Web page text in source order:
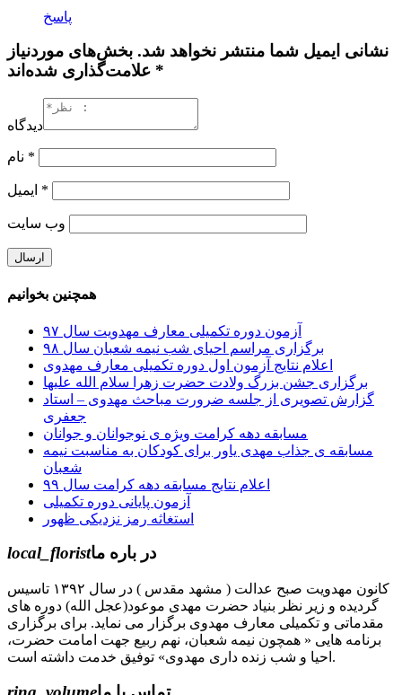
پاسخ
نشانی ایمیل شما منتشر نخواهد شد. بخش‌های موردنیاز
علامت‌گذاری شده‌اند *
دیدگاه
*
*
وب‌ سایت
همچنین بخوانیم
آزمون دوره تکمیلی معارف مهدویت سال ۹۷
برگزاری مراسم احیای شب نیمه شعبان سال ۹۸
اعلام نتایج آزمون اول دوره تکمیلی معارف مهدوی
برگزاری جشن بزرگ ولادت حضرت زهرا سلام الله علیها
گزارش تصویری از جلسه ضرورت مباحث مهدوی – استاد
جعفری
مسابقه دهه کرامت ویژه ی نوجوانان و جوانان
مسابقه ی جذاب مهدی یاور برای کودکان به مناسبت نیمه
شعبان
اعلام نتایج مسابقه دهه کرامت سال ۹۹
آزمون پایانی دوره تکمیلی
استغاثه رمز نزدیکی ظهور
local_floristدر باره ما
کانون مهدویت صبح عدالت ( مشهد مقدس ) در سال ۱۳۹۲ تاسیس
گردیده و زیر نظر بنیاد حضرت مهدی موعود(عجل الله) دوره های
مقدماتی و تکمیلی معارف مهدوی برگزار می نماید. برای برگزاری
برنامه هایی « همچون نیمه شعبان، نهم ربیع جهت امامت حضرت،
احیا و شب زنده داری مهدوی» توفیق خدمت داشته است.